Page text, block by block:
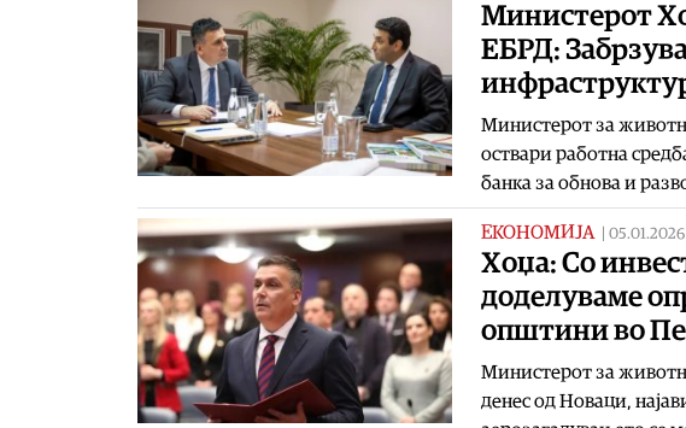
Министерот
ЕБРД:
Министерот за
оствари работна
банка за обнова и
ЕКОНОМИЈА | 05.01.2026
Хоџа: Со
доделуваме
општини во
Министерот за
денес од Новаци,